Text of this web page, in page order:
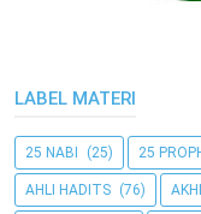
LABEL MATERI
25 NABI (25) 25
AHLI HADITS (76)